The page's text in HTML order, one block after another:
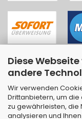
Diese
andere
Wir verwenden
Drittanbietern, um
zu gewährleisten, die
analysieren und